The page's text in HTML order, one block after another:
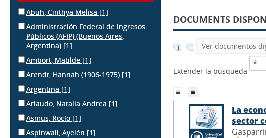
Abuh, Cinthya Melisa [1]
Administración Federal de Ingresos
Públicos (AFIP) (Buenos Aires,
Argentina) [1]
Ambort, Matilde [1]
Arendt, Hannah (1906-1975) [1]
Argentina [1]
Ariaudo, Natalia Andrea [1]
Asmus, Rocío [1]
Aspinwall, Ayelén [1]
DOCUMENTS
Ver documentos
Extender la búsqueda
La
sector